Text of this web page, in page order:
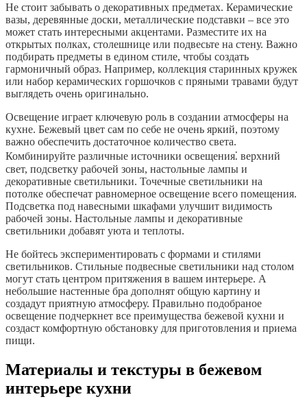
Не стоит забывать о декоративных предметах. Керамические
вазы, деревянные доски, металлические подставки – все это
может стать интересными акцентами. Разместите их на
открытых полках, столешнице или подвесьте на стену. Важно
подбирать предметы в едином стиле, чтобы создать
гармоничный образ. Например, коллекция старинных кружек
или набор керамических горшочков с пряными травами будут
выглядеть очень оригинально.
Освещение играет ключевую роль в создании атмосферы на
кухне. Бежевый цвет сам по себе не очень яркий, поэтому
важно обеспечить достаточное количество света.
Комбинируйте различные источники освещения⁚ верхний
свет, подсветку рабочей зоны, настольные лампы и
декоративные светильники. Точечные светильники на
потолке обеспечат равномерное освещение всего помещения.
Подсветка под навесными шкафами улучшит видимость
рабочей зоны. Настольные лампы и декоративные
светильники добавят уюта и теплоты.
Не бойтесь экспериментировать с формами и стилями
светильников. Стильные подвесные светильники над столом
могут стать центром притяжения в вашем интерьере. А
небольшие настенные бра дополнят общую картину и
создадут приятную атмосферу. Правильно подобраное
освещение подчеркнет все преимущества бежевой кухни и
создаст комфортную обстановку для приготовления и приема
пищи.
Материалы и текстуры в бежевом
интерьере кухни